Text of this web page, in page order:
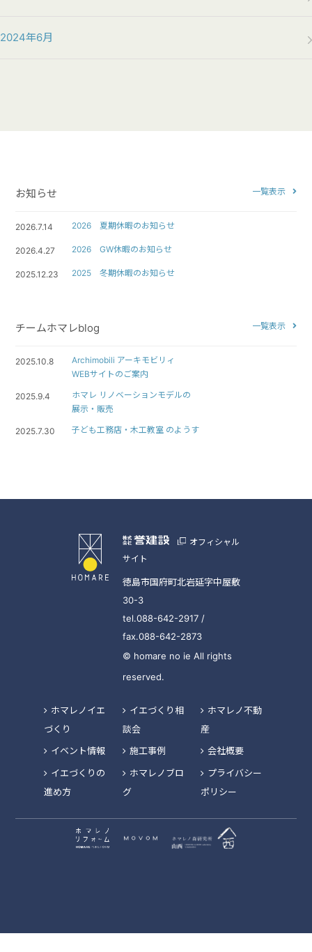
2024年6月
お知らせ 一覧表示
2026.7.14 2026 夏期休暇のお知らせ
2026.4.27 2026 GW休暇のお知らせ
2025.12.23 2025 冬期休暇のお知らせ
チームホマレblog 一覧表示
2025.10.8
Archimobili アーキモビリィ
WEBサイトのご案内
2025.9.4
ホマレ リノベーションモデルの
展示・販売
2025.7.30 子ども工務店・木工教室 のようす
オフィシャル
サイト
徳島市国府町北岩延字中屋敷
30-3
tel.088-642-2917 /
fax.088-642-2873
© homare no ie All rights
reserved.
ホマレノイエ
づくり
イベント情報
イエづくりの
進め方
イエづくり相
談会
施工事例
ホマレノブロ
グ
ホマレノ不動
産
会社概要
プライバシー
ポリシー